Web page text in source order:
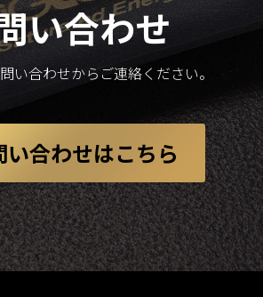
い合わせ
い合わせからご連絡ください。
い合わせはこちら